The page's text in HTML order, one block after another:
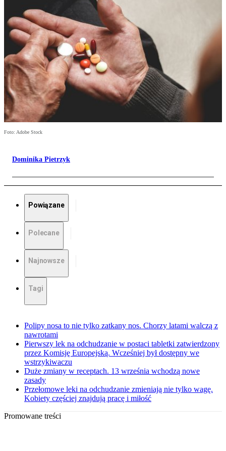
Foto: Adobe Stock
Dominika Pietrzyk
Powiązane
Polecane
Najnowsze
Tagi
Polipy nosa to nie tylko zatkany nos. Chorzy latami walczą z
nawrotami
Pierwszy lek na odchudzanie w postaci tabletki zatwierdzony
przez Komisję Europejską. Wcześniej był dostępny we
wstrzykiwaczu
Duże zmiany w receptach. 13 września wchodzą nowe
zasady
Przełomowe leki na odchudzanie zmieniają nie tylko wagę.
Kobiety częściej znajdują pracę i miłość
Promowane treści